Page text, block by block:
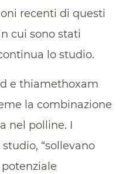
recenti di questi
cui sono stati
lo studio.
e thiamethoxam
la combinazione
nel polline. I
“sollevano